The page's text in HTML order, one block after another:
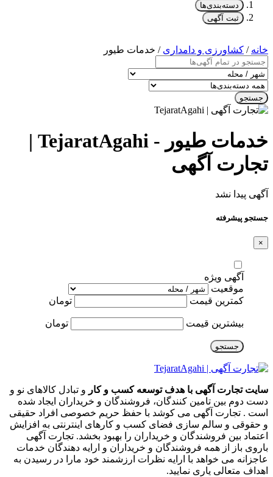
دسته‌بندی‌ها
ثبت آگهی
خانه / کشاورزی و دامداری / خدمات طیور
جستجو
خدمات طیور - TejaratAgahi |
تجارت آگهی
آگهی پیدا نشد
جستجو پیشرفته
×
آگهی ویژه
موقعیت
کمترین قیمت
تومان
بیشترین قیمت تومان
جستجو
سایت تجارت آگهی با هدف توسعه کسب و کار و تبادل کالاهای نو و
دست دوم بین تامین کنندگان، فروشندگان و خریداران ایجاد شده
است . تجارت آگهی می کوشد با حفظ حریم خصوصی افراد حقیقی
و حقوقی و سالم سازی فضای کسب و کارهای اینترنتی به افزایش
اعتماد بین فروشندگان و خریداران را بهبود بخشد. تجارت آگهی
باروی باز از همه فروشندگان و خریداران و ارایه دهندگان خدمات
عاجزانه می خواهد با ارایه نظرات ارزشمند خود مارا در رسیدن به
اهداف متعالی یاری نمایید.